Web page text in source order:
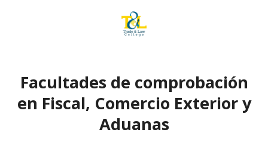
Facultades de comprobación
en Fiscal, Comercio Exterior y
Aduanas